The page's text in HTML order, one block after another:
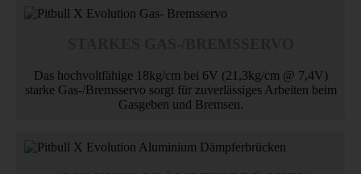
Das hochvoltfähige 18kg/cm bei 6V (21,3kg/cm @ 7,4V)
starke Gas-/Bremsservo sorgt für zuverlässiges Arbeiten beim
Gasgeben und Bremsen.